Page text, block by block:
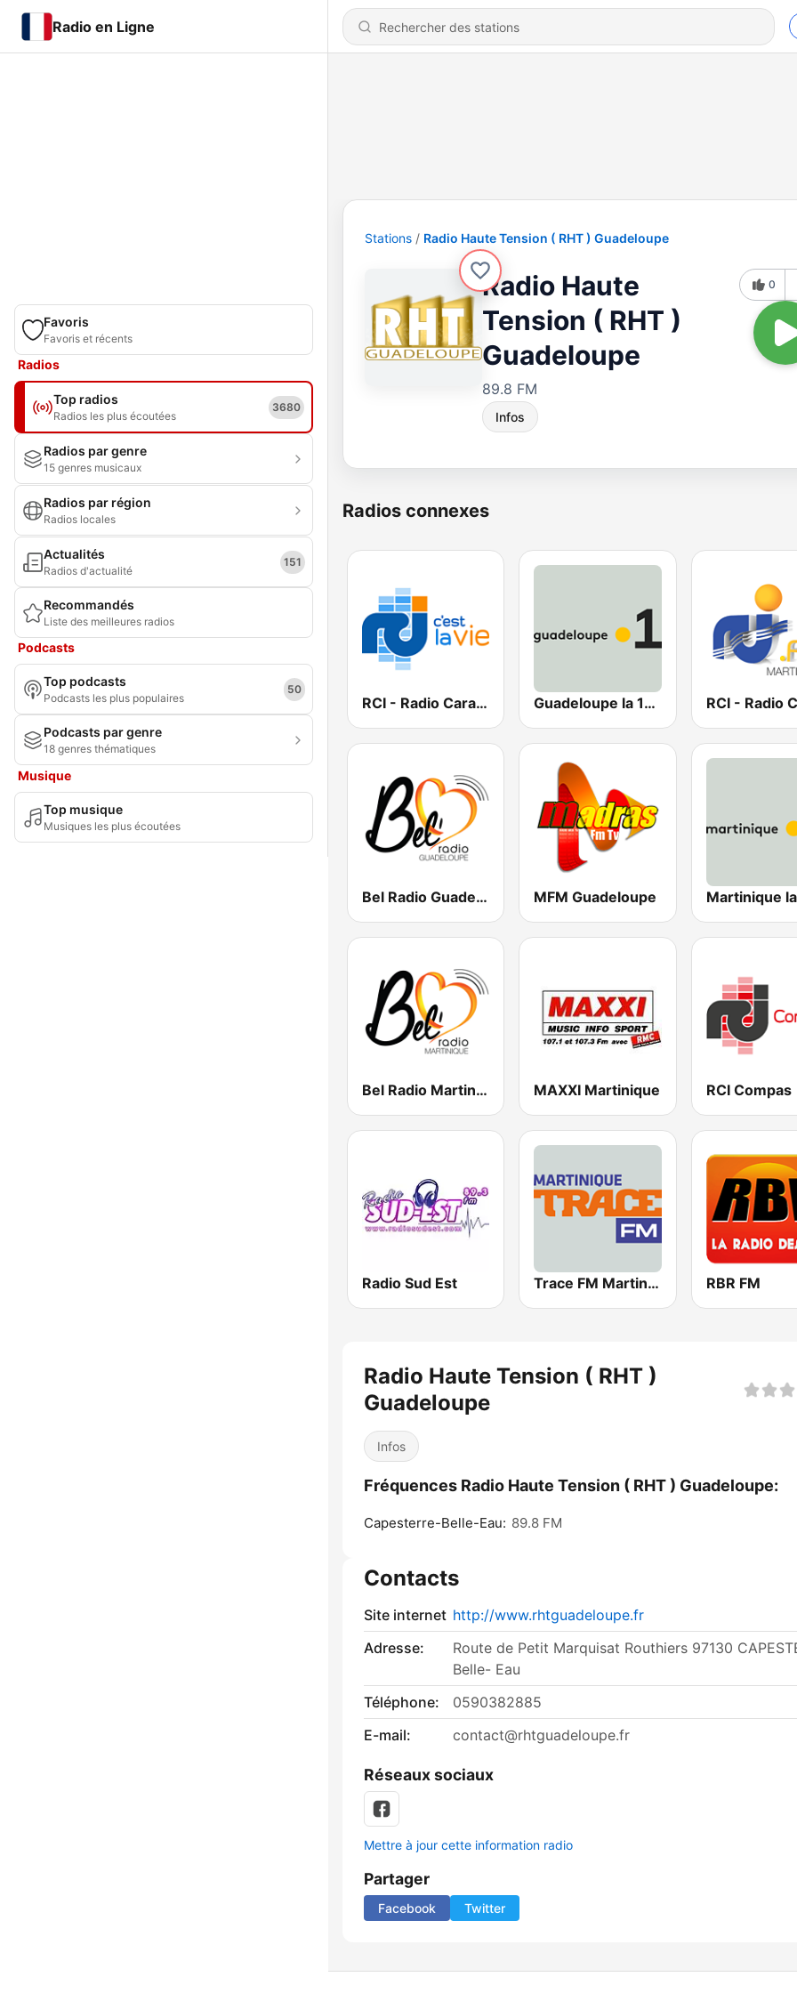
Radio en Ligne
Favoris
Favoris et récents
Radios
Top radios
Radios les plus écoutées
3680
Radios par genre
15 genres musicaux
Radios par région
Radios locales
Actualités
Radios d'actualité
151
Recommandés
Liste des meilleures radios
Podcasts
Top podcasts
Podcasts les plus populaires
50
Podcasts par genre
18 genres thématiques
Musique
Top musique
Musiques les plus écoutées
Stations Radio Haute Tension ( RHT ) Guadeloupe
Radio Haute
Tension ( RHT )
Guadeloupe
89.8 FM
Infos
0
Radios connexes
RCI - Radio Caraïbes International Guadeloupe Guadeloupe la 1ère
Bel Radio Guadeloupe MFM Guadeloupe Martinique
Bel Radio Martinique MAXXI Martinique RCI Compas
Radio Sud Est Trace FM Martinique RBR FM
Radio Haute Tension ( RHT )
Guadeloupe
Infos
Fréquences Radio Haute Tension ( RHT ) Guadeloupe:
Capesterre-Belle-Eau: 89.8 FM
Contacts
Site internet http://www.rhtguadeloupe.fr
Adresse:
Route de Petit Marquisat Routhiers 97130
Belle- Eau
Téléphone:
0590382885
E-mail:
contact@rhtguadeloupe.fr
Réseaux sociaux
Mettre à jour cette information radio
Partager
Facebook Twitter